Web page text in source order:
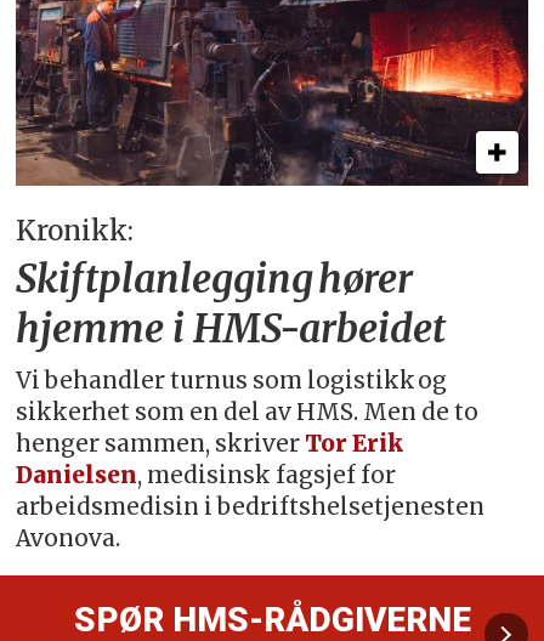
Kronikk:
Skiftplanlegging hører
hjemme i HMS-arbeidet
Vi behandler turnus som logistikk og
sikkerhet som en del av HMS. Men de to
henger sammen, skriver Tor Erik
Danielsen, medisinsk fagsjef for
arbeidsmedisin i bedriftshelsetjenesten
Avonova.
SPØR HMS-RÅDGIVERNE